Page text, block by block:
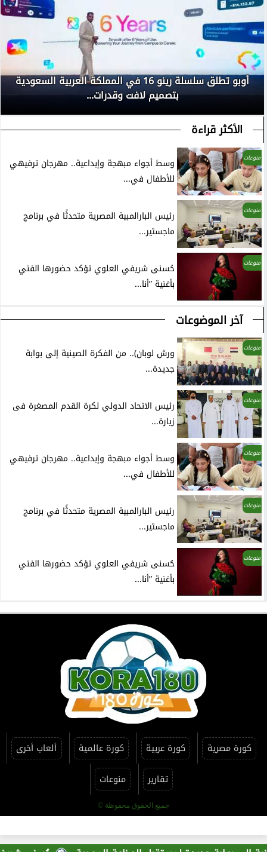
أوبو تطلق سلسلة رينو 16 في المملكة العربية السعودية
بتصميم لافت وقدرات...
الأكثر قراءة
منوعات
وسط أجواء مبهجة وإبداعية.. مهرجان ترفيهي
للأطفال في...
منوعات
رئيس البارالمبية المصرية متحدثًا في برنامج
ماجستير...
منوعات
حُسنى شريفي العلوي تؤكد حضورها الفني
بأغنية ”أنا...
آخر الموضوعات
منوعات
ورش لوبان).. من الفكرة الصينية إلى بوابة
جديدة...
منوعات
رئيس الاتحاد الدولي لكرة القدم المصغرة فى
زيارة...
منوعات
وسط أجواء مبهجة وإبداعية.. مهرجان ترفيهي
للأطفال في...
منوعات
رئيس البارالمبية المصرية متحدثًا في برنامج
ماجستير...
منوعات
حُسنى شريفي العلوي تؤكد حضورها الفني
بأغنية ”أنا...
كورة مصرية كورة عربية كورة عالمية
ألعاب أخرى
تقارير
منوعات
جميع الحقوق محفوظة ©